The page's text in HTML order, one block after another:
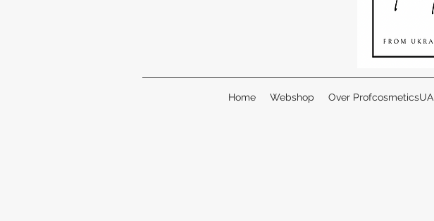
Home Webshop Over ProfcosmeticsUA